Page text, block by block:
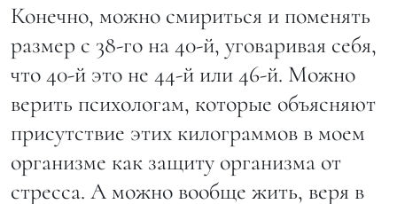
Конечно, можно смириться и поменять
размер с 38-го на 40-й, уговаривая себя,
что 40-й это не 44-й или 46-й. Можно
верить психологам, которые объясняют
присутствие этих килограммов в моем
организме как защиту организма от
стресса. А можно вообще жить, веря в